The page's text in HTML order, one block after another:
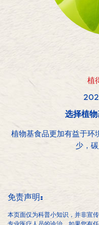
植
选择植
植物基食品更加有益于环
少，
免责声明:
本页面仅为科普小知识，并非宣